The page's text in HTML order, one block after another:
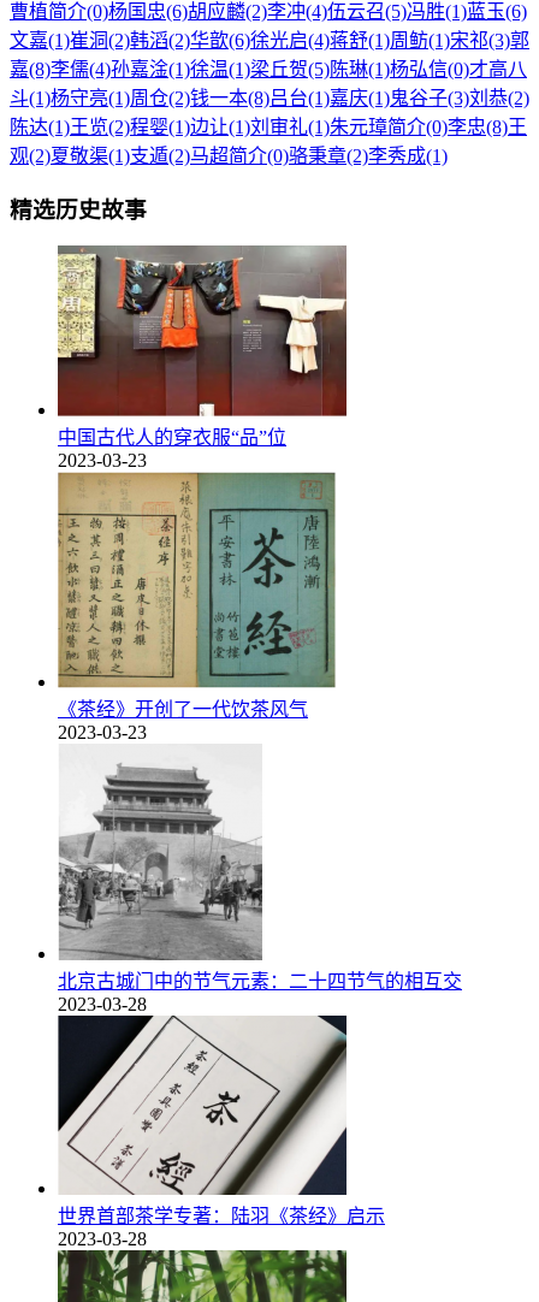
曹植简介(0)杨国忠(6)胡应麟(2)李冲(4)伍云召(5)冯胜(1)蓝玉(6)
文嘉(1)崔洞(2)韩滔(2)华歆(6)徐光启(4)蒋舒(1)周鲂(1)宋祁(3)郭
嘉(8)李儒(4)孙嘉淦(1)徐温(1)梁丘贺(5)陈琳(1)杨弘信(0)才高八
斗(1)杨守亮(1)周仓(2)钱一本(8)吕台(1)嘉庆(1)鬼谷子(3)刘恭(2)
陈达(1)王览(2)程婴(1)边让(1)刘审礼(1)朱元璋简介(0)李忠(8)王
观(2)夏敬渠(1)支遁(2)马超简介(0)骆秉章(2)李秀成(1)
精选历史故事
中国古代人的穿衣服“品”位
2023-03-23
《茶经》开创了一代饮茶风气
2023-03-23
北京古城门中的节气元素：二十四节气的相互交
2023-03-28
世界首部茶学专著：陆羽《茶经》启示
2023-03-28